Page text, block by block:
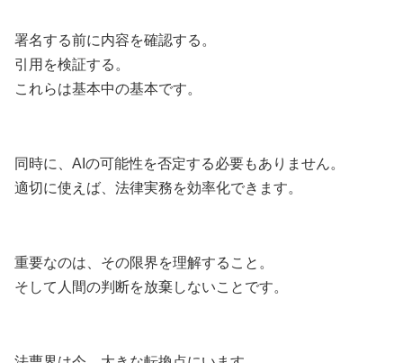
署名する前に内容を確認する。
引用を検証する。
これらは基本中の基本です。
同時に、AIの可能性を否定する必要もありません。
適切に使えば、法律実務を効率化できます。
重要なのは、その限界を理解すること。
そして人間の判断を放棄しないことです。